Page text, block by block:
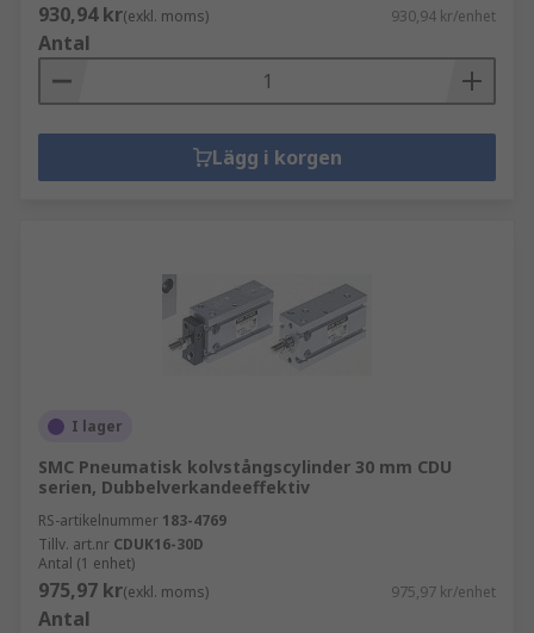
930,94 kr(exkl. moms) 930,94 kr/enhet
Antal
Lägg i korgen
I lager
SMC Pneumatisk kolvstångscylinder 30 mm CDU
serien, Dubbelverkandeeffektiv
RS-artikelnummer 183-4769
Tillv. art.nr CDUK16-30D
Antal (1 enhet)
975,97 kr(exkl. moms) 975,97 kr/enhet
Antal